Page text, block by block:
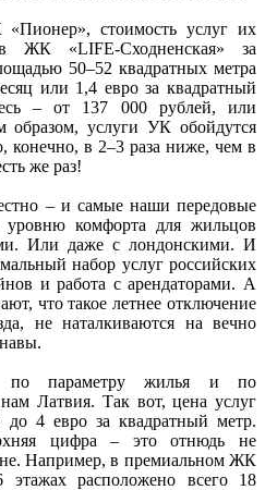
стоимость услуг их
ЖК «LIFE-Сходненская» за
50–52 квадратных метра
или 1,4 евро за квадратный
– от 137 000 рублей, или
образом, услуги УК обойдутся
конечно, в 2–3 раза ниже, чем в
же раз!
– и самые наши передовые
комфорта для жильцов
Или даже с лондонскими. И
набор услуг российских
и работа с арендаторами. А
что такое летнее отключение
не наталкиваются на вечно
по параметру жилья и по
Латвия. Так вот, цена услуг
до 4 евро за квадратный метр.
цифра – это отнюдь не
Например, в премиальном ЖК
расположено всего 18